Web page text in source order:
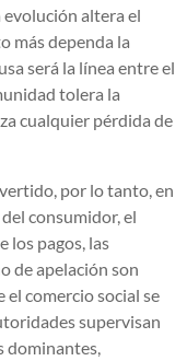
altera el
más dependa la
será la línea entre el
tolera la
cualquier pérdida de
por lo tanto, en
consumidor, el
los pagos, las
de apelación son
comercio social se
supervisan
dominantes,